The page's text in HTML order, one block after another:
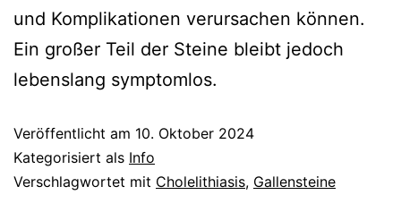
und Komplikationen verursachen können.
Ein großer Teil der Steine bleibt jedoch
lebenslang symptomlos.
Veröffentlicht am 10. Oktober 2024
Kategorisiert als Info
Verschlagwortet mit Cholelithiasis, Gallensteine